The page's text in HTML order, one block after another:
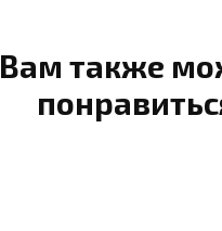
Вам также